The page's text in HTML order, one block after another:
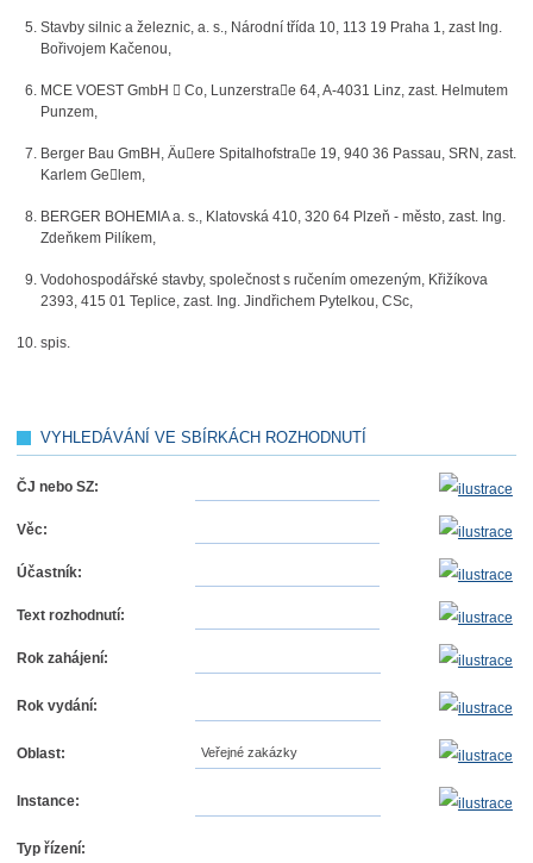
Stavby silnic a železnic, a. s., Národní třída 10, 113 19 Praha 1, zast Ing.
Bořivojem Kačenou,
MCE VOEST GmbH  Co, Lunzerstrae 64, A-4031 Linz, zast. Helmutem
Punzem,
Berger Bau GmBH, Äuere Spitalhofstrae 19, 940 36 Passau, SRN, zast.
Karlem Ge lem,
BERGER BOHEMIA a. s., Klatovská 410, 320 64 Plzeň - město, zast. Ing.
Zdeňkem Pilíkem,
Vodohospodářské stavby, společnost s ručením omezeným, Křižíkova
2393, 415 01 Teplice, zast. Ing. Jindřichem Pytelkou, CSc,
spis.
VYHLEDÁVÁNÍ VE SBÍRKÁCH ROZHODNUTÍ
ČJ nebo SZ:
Věc:
Účastník:
Text rozhodnutí:
Rok zahájení:
Rok vydání:
Oblast: Veřejné zakázky
Instance:
Typ řízení: